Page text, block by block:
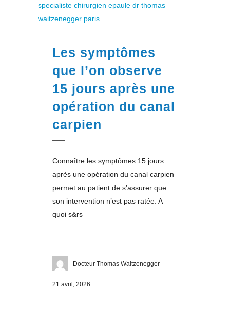
Les symptômes
que l’on observe
15 jours après une
opération du canal
carpien
Connaître les symptômes 15 jours
après une opération du canal carpien
permet au patient de s’assurer que
son intervention n’est pas ratée. A
quoi s&rs
Docteur Thomas Waitzenegger
21 avril, 2026